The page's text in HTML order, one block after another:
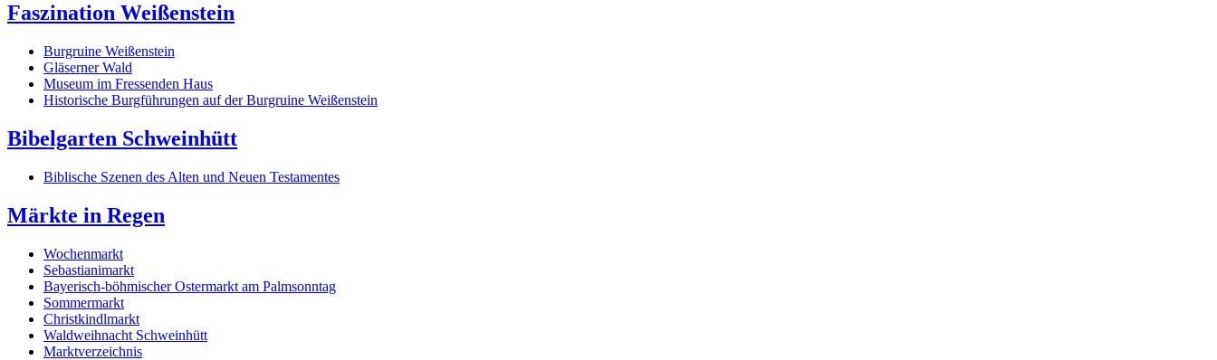
Faszination Weißenstein
Burgruine Weißenstein
Gläserner Wald
Museum im Fressenden Haus
Historische Burgführungen auf der Burgruine Weißenstein
Bibelgarten Schweinhütt
Biblische Szenen des Alten und Neuen Testamentes
Märkte in Regen
Wochenmarkt
Sebastianimarkt
Bayerisch-böhmischer Ostermarkt am Palmsonntag
Sommermarkt
Christkindlmarkt
Waldweihnacht Schweinhütt
Marktverzeichnis